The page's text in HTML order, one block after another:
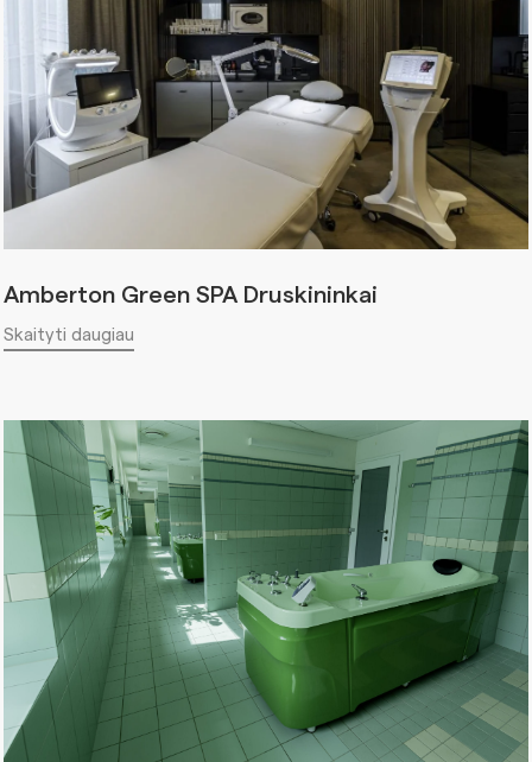
Amberton Green SPA Druskininkai
Skaityti daugiau